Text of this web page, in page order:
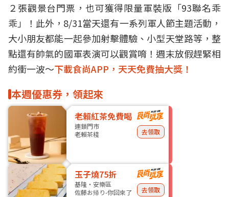
２張觀景台門票，也可獲得限量軍裝版「93聯名乖
乖」！此外，8/31當天還有一系列軍人節主題活動，
大小朋友都能一起參加射擊體驗、小型天堂路等，整
點還有帥氣的國軍表演可以觀賞唷！週末放假趕緊相
約衝一波～下載食尚APP，天天免費抽大獎！
本週優惠券，領起來
老賴紅茶免費喝
連鎖門市
老賴茶棧
去領取
玉子燒75折
基隆・安樂區
佐藤お帰り-你回來了
去領取